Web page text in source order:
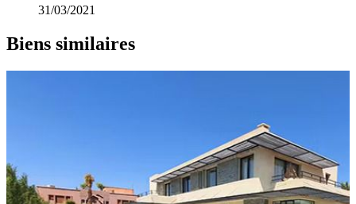
31/03/2021
Biens similaires